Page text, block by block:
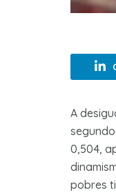
A
0,504,
pobres